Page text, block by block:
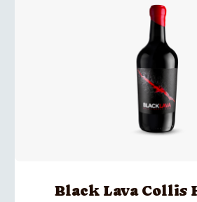
Black Lava Collis